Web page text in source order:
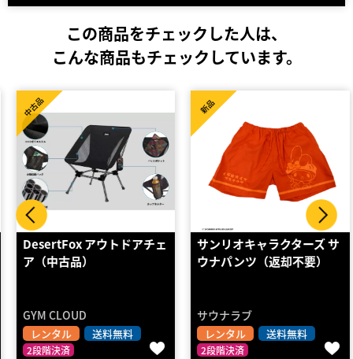
この商品をチェックした人は、
こんな商品もチェックしています。
DesertFox アウトドアチェ
ア（中古品）
GYM CLOUD
レンタル 送料無料
2段階決済
中古品
サンリオキャラクターズ サ
ウナパンツ（返却不要）
サウナラブ
レンタル 送料無料
2段階決済
新品